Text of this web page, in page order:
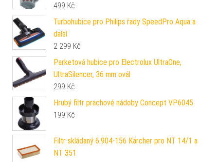
499 Kč
Turbohubice pro Philips řady SpeedPro Aqua a
další
2 299 Kč
Parketová hubice pro Electrolux UltraOne,
UltraSilencer, 36 mm ovál
299 Kč
Hrubý filtr prachové nádoby Concept VP6045
199 Kč
Filtr skládaný 6.904-156 Kärcher pro NT 14/1 a
NT 351